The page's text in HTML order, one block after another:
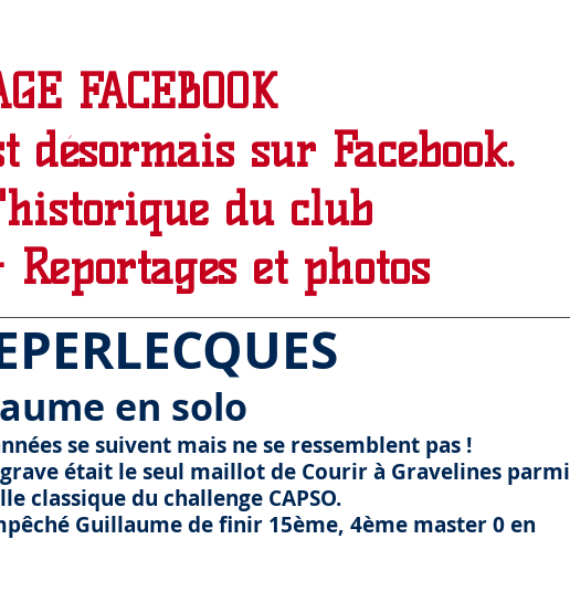
FACEBOOK
désormais sur Facebook.
du club
et photos
en solo
se suivent mais ne se ressemblent pas !
était le seul maillot de Courir à Gravelines parmi
classique du challenge CAPSO.
Guillaume de finir 15ème, 4ème master 0 en